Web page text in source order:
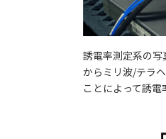
誘電率測定系の
からミリ波/テラ
ことによって誘電